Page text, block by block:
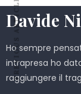
PREVIOUS ARTICLE
Davide
Ho sempre
intrapresa ho
raggiungere il